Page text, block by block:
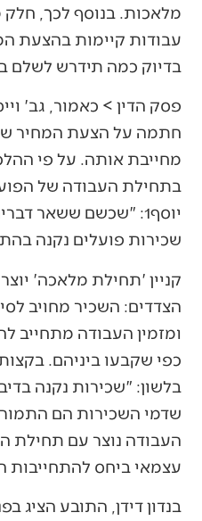
מלאכות. בנוסף לכך,
עבודות קיימות בהצעת
בדיוק כמה תידרש לשלם
פסק הדין > כאמור, גב'
חתמה על הצעת המחיר
מחייבת אותה. על פי
בתחילת העבודה של
יוסף1: "שכשם ששאר
שכירות פועלים נקנה
קניין 'תחילת מלאכה'
הצדדים: השכיר מחויב
ומזמין העבודה מתחייב
בלשון: "שכירות נקנה
שדמי השכירות הם
העבודה נוצר עם תחילת
עצמאי ביחס להתחייבות
בנדון דידן, התובע הציג